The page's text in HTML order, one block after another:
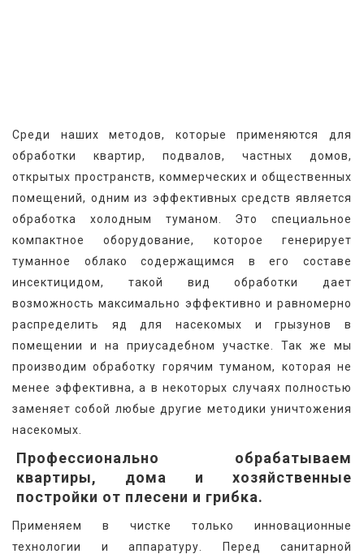
Среди наших методов, которые применяются для
обработки квартир, подвалов, частных домов,
открытых пространств, коммерческих и общественных
помещений, одним из эффективных средств является
обработка холодным туманом. Это специальное
компактное оборудование, которое генерирует
туманное облако содержащимся в его составе
инсектицидом, такой вид обработки дает
возможность максимально эффективно и равномерно
распределить яд для насекомых и грызунов в
помещении и на приусадебном участке. Так же мы
производим обработку горячим туманом, которая не
менее эффективна, а в некоторых случаях полностью
заменяет собой любые другие методики уничтожения
насекомых.
Профессионально обрабатываем
квартиры, дома и хозяйственные
постройки от плесени и грибка.
Применяем в чистке только инновационные
технологии и аппаратуру. Перед санитарной